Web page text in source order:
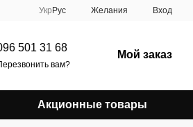
Укр Рус Желания Вход
501 31 68
вам?
Мой заказ
Акционные товары